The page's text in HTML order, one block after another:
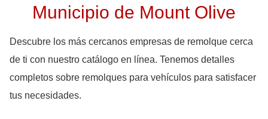
Municipio de Mount Olive
Descubre los más cercanos empresas de remolque cerca
de ti con nuestro catálogo en línea. Tenemos detalles
completos sobre remolques para vehículos para satisfacer
tus necesidades.